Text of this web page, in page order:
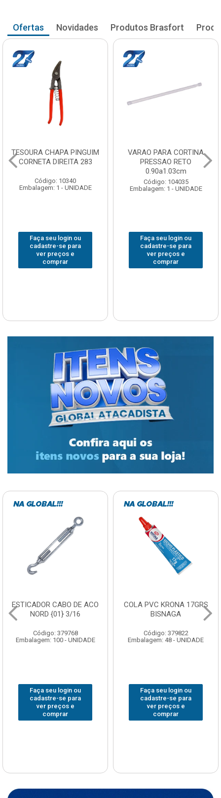
Ofertas Novidades Produtos Brasfort
VARAO PARA CORTINA
PRESSAO RETO
Código: 104035
Embalagem: 1 - UNIDADE
Faça seu login ou
cadastre-se para
ver preços e
comprar
VARAO PARA CORTINA
PRESSAO RETO
1.05a1.18cm
Código: 104043
Embalagem: 1 - UNIDADE
Faça seu login ou
cadastre-se para
ver preços e
comprar
COLA PVC KRONA 17GRS
BISNAGA
Código: 379822
Embalagem: 48 - UNIDADE
Faça seu login ou
cadastre-se para
ver preços e
comprar
CURVA ELETRODUTO
GALVANIZADO PERFIL 90X
Código: 379867
Embalagem: 1 - UNIDADE
Faça seu login ou
cadastre-se para
ver preços e
comprar